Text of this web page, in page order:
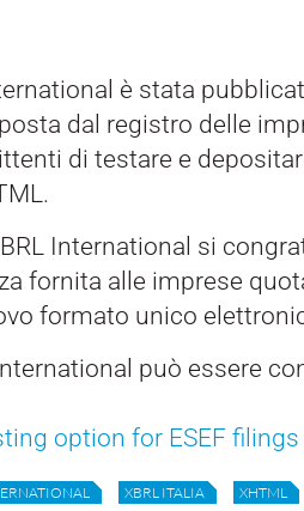
è stata
dal registro delle
di testare e
International si
fornita alle imprese
formato unico
può essere
option for ESEF filings
XBRL ITALIA XHTML